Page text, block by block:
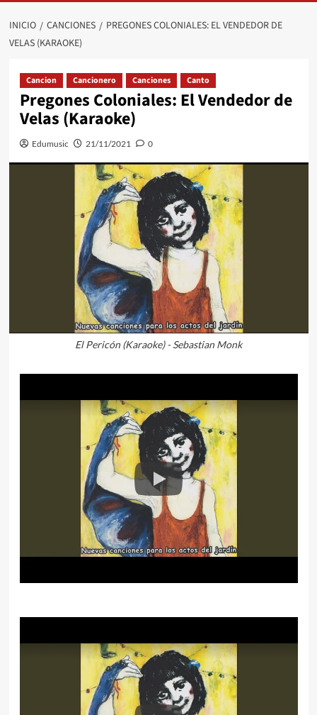
INICIO CANCIONES
PREGONES COLONIALES: EL VENDEDOR DE
VELAS (KARAOKE)
Cancion Cancionero Canciones Canto
Pregones Coloniales: El Vendedor de
Velas (Karaoke)
Edumusic 21/11/2021 0
El Pericón (Karaoke) - Sebastian Monk